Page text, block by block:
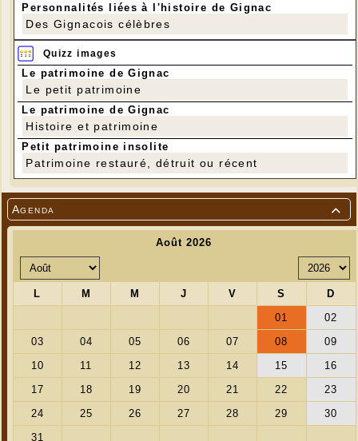

Agenda
Personnalités liées à l'histoire de Gignac
Des Gignacois célèbres
Quizz images
Le patrimoine de Gignac
Le petit patrimoine
Le patrimoine de Gignac
Histoire et patrimoine
Petit patrimoine insolite
Patrimoine restauré, détruit ou récent